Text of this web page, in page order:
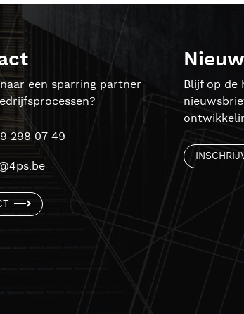
een sparring partner
298 07 49
Blijf op de